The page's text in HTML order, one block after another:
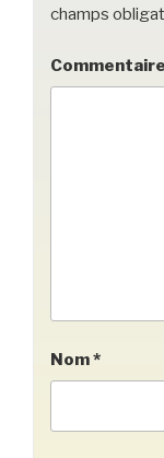
champs
Commentaire
Nom*